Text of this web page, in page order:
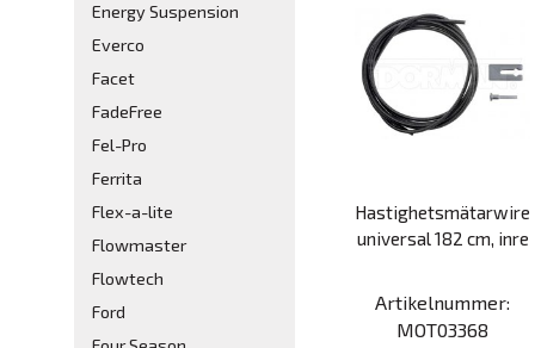
Energy Suspension
Everco
Facet
FadeFree
Fel-Pro
Ferrita
Flex-a-lite
Flowmaster
Flowtech
Ford
Hastighetsmätarwire
universal 182 cm, inre
Artikelnummer:
MOT03368